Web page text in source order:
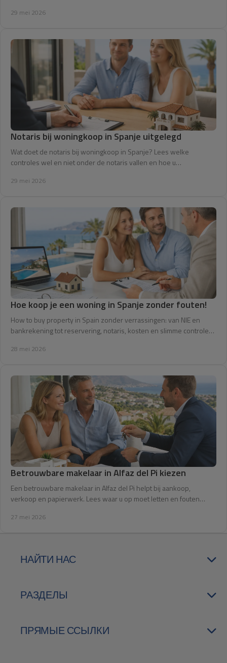
29 mei 2026
Notaris bij woningkoop in Spanje uitgelegd
Wat doet de notaris bij woningkoop in Spanje? Lees welke
controles wel en niet onder de notaris vallen en hoe u
29 mei 2026
Hoe koop je een woning in Spanje zonder fouten!
How to buy property in Spain zonder verrassingen: van NIE en
bankrekening tot reservering, notaris, kosten en slimme controles
28 mei 2026
Betrouwbare makelaar in Alfaz del Pi kiezen
Een betrouwbare makelaar in Alfaz del Pi helpt bij aankoop,
verkoop en papierwerk. Lees waar u op moet letten en fouten
27 mei 2026
НАЙТИ НАС
РАЗДЕЛЫ
ПРЯМЫЕ ССЫЛКИ